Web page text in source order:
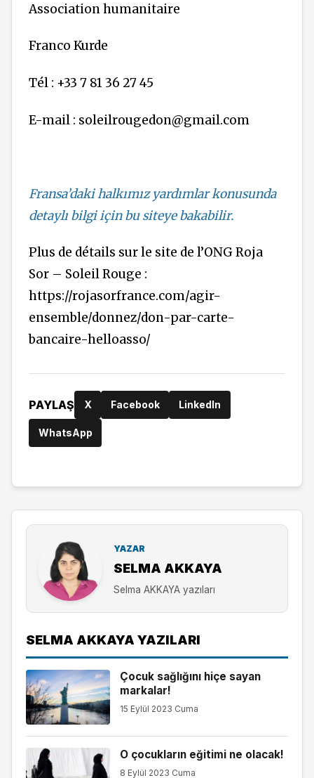
Association humanitaire
Franco Kurde
Tél : +33 7 81 36 27 45
E-mail : soleilrougedon@gmail.com
Fransa’daki halkımız yardımlar konusunda
detaylı bilgi için bu siteye bakabilir.
Plus de détails sur le site de l’ONG Roja
Sor – Soleil Rouge :
https://rojasorfrance.com/agir-
ensemble/donnez/don-par-carte-
bancaire-helloasso/
PAYLAŞ X Facebook LinkedIn
WhatsApp
YAZAR
SELMA AKKAYA
Selma AKKAYA yazıları
SELMA AKKAYA YAZILARI
Çocuk sağlığını hiçe sayan
markalar!
15 Eylül 2023 Cuma
O çocukların eğitimi ne olacak!
8 Eylül 2023 Cuma